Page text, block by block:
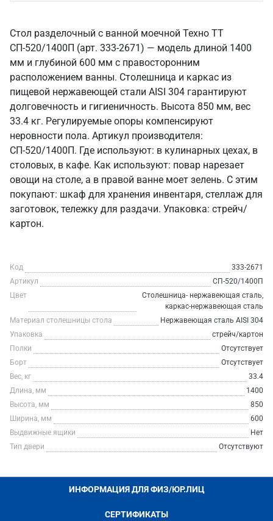
Стол разделочный с ванной моечной Техно ТТ
СП-520/1400П (арт. 333-2671) — модель длиной 1400
мм и глубиной 600 мм с правосторонним
расположением ванны. Столешница и каркас из
пищевой нержавеющей стали AISI 304 гарантируют
долговечность и гигиеничность. Высота 850 мм, вес
33.4 кг. Регулируемые опоры компенсируют
неровности пола. Артикул производителя:
СП-520/1400П. Где используют: в кулинарных цехах, в
столовых, в кафе. Как используют: повар нарезает
овощи на столе, а в правой ванне моет зелень. С этим
покупают: шкаф для хранения инвентаря, стеллаж для
заготовок, тележку для раздачи. Упаковка: стрейч/
картон.
Код
333-2671
Артикул
СП-520/1400П
Цвет
Столешница- нержавеющая сталь,
каркас-нержавеющая сталь
Материал столешницы стола
Нержавеющая сталь AISI 304
Упаковка
стрейч/картон
Полки
Отсутствует
Борт
Отсутствует
Вес, кг
33.4
Длина, мм
1400
Высота, мм
850
Ширина, мм
600
Выдвижные ящики
Нет
Тип двери
Отсутствуют
ИНФОРМАЦИЯ ДЛЯ ФИЗ/ЮР.ЛИЦ
СЕРТИФИКАТЫ